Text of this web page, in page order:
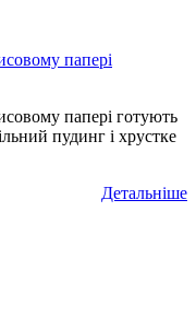
папері
папері готують
пудинг і хрустке
Детальніше